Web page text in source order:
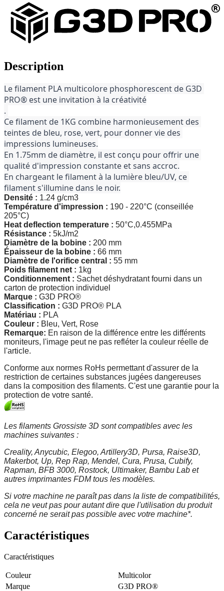
Description
Le filament PLA multicolore phosphorescent de G3D
PRO® est une invitation à la créativité
.
Ce filament de 1KG combine harmonieusement des
teintes de bleu, rose, vert, pour donner vie des
impressions lumineuses.
En 1.75mm de diamètre, il est conçu pour offrir une
qualité d'impression constante et sans accroc.
En chargeant le filament à la lumière bleu/UV, ce
filament s'illumine dans le noir.
Densité : 1.24 g/cm3
Température d'impression : 190 - 220°C (conseillée
205°C)
Heat deflection temperature : 50°C,0.455MPa
Résistance : 5kJ/m2
Diamètre de la bobine : 200 mm
Épaisseur de la bobine : 66 mm
Diamètre de l'orifice central : 55 mm
Poids filament net : 1kg
Conditionnement : Sachet déshydratant fourni dans un
carton de protection individuel
Marque : G3D PRO®
Classification : G3D PRO® PLA
Matériau : PLA
Couleur : Bleu, Vert, Rose
Remarque: En raison de la différence entre les différents
moniteurs, l'image peut ne pas refléter la couleur réelle de
l'article.
Conforme aux normes RoHs permettant d'assurer de la
restriction de certaines substances jugées dangereuses
dans la composition des filaments. C'est une garantie pour la
protection de votre santé.
Les filaments Grossiste 3D sont compatibles avec les
machines suivantes :
Creality, Anycubic, Elegoo, Artillery3D, Pursa, Raise3D,
Makerbot, Up, Rep Rap, Mendel, Cura, Prusa, Cubify,
Rapman, BFB 3000, Rostock, Ultimaker, Bambu Lab et
autres imprimantes FDM tous les modèles.
Si votre machine ne paraît pas dans la liste de compatibilités,
cela ne veut pas pour autant dire que l'utilisation du produit
concerné ne serait pas possible avec votre machine*.
Caractéristiques
Caractéristiques
Couleur
Multicolor
Marque
G3D PRO®